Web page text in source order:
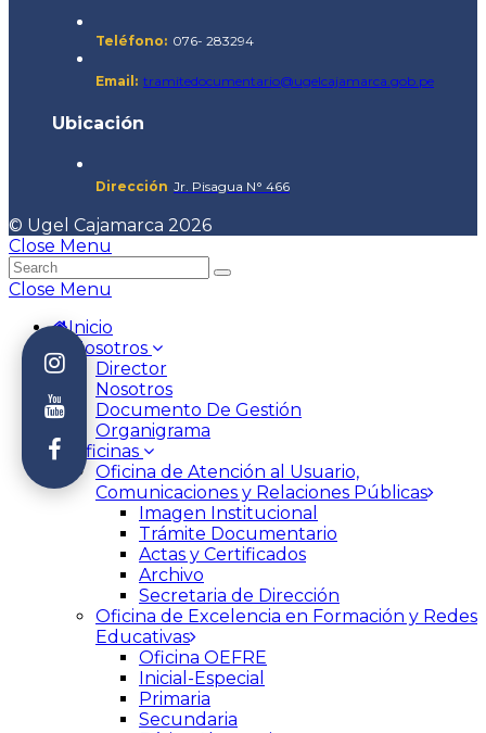
Teléfono: 076- 283294
Email: tramitedocumentario@ugelcajamarca.gob.pe
Ubicación
Dirección Jr. Pisagua N° 466
© Ugel Cajamarca 2026
Close Menu
Close Menu
Inicio
Nosotros
Director
Nosotros
Documento De Gestión
Organigrama
Oficinas
Oficina de Atención al Usuario,
Comunicaciones y Relaciones Públicas
Imagen Institucional
Trámite Documentario
Actas y Certificados
Archivo
Secretaria de Dirección
Oficina de Excelencia en Formación y Redes
Educativas
Oficina OEFRE
Inicial-Especial
Primaria
Secundaria